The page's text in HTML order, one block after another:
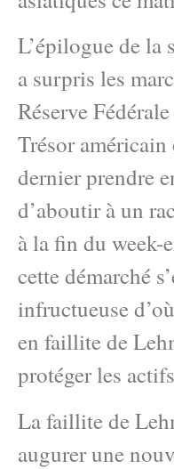
L’épilogue de la
a surpris les
Réserve
Trésor
dernier prendre
d’aboutir à un
à la fin du week-
cette démarché
infructueuse
en faillite de
protéger les
La faillite de
augurer une